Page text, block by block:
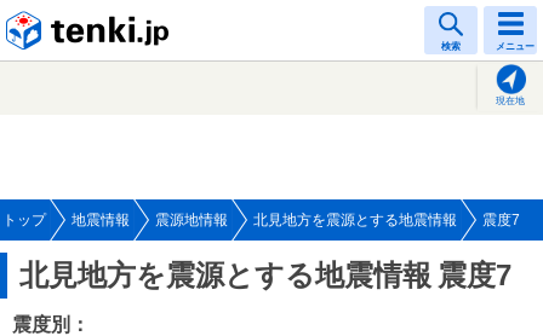
検索 メニュー
現在地
トップ 地震情報 震源地情報 北見地方を震源とする地震情報 震度7
北見地方を震源とする地震情報 震度7
震度別：